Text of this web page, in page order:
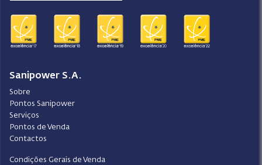
Sanipower S.A.
Sobre
Pontos Sanipower
Serviços
Pontos de Venda
Contactos
Condições Gerais de Venda